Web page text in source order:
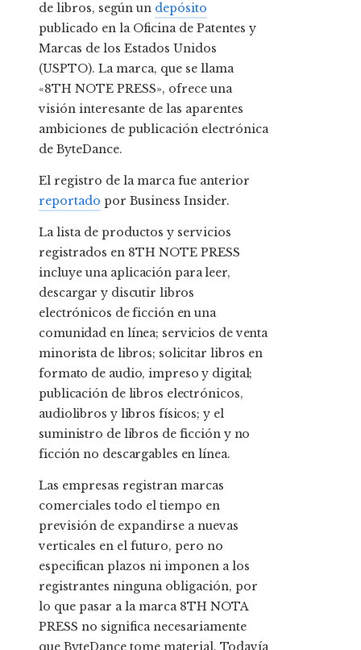
de libros, según un depósito
publicado en la Oficina de Patentes y
Marcas de los Estados Unidos
(USPTO). La marca, que se llama
«8TH NOTE PRESS», ofrece una
visión interesante de las aparentes
ambiciones de publicación electrónica
de ByteDance.
El registro de la marca fue anterior
reportado por Business Insider.
La lista de productos y servicios
registrados en 8TH NOTE PRESS
incluye una aplicación para leer,
descargar y discutir libros
electrónicos de ficción en una
comunidad en línea; servicios de venta
minorista de libros; solicitar libros en
formato de audio, impreso y digital;
publicación de libros electrónicos,
audiolibros y libros físicos; y el
suministro de libros de ficción y no
ficción no descargables en línea.
Las empresas registran marcas
comerciales todo el tiempo en
previsión de expandirse a nuevas
verticales en el futuro, pero no
especifican plazos ni imponen a los
registrantes ninguna obligación, por
lo que pasar a la marca 8TH NOTA
PRESS no significa necesariamente
que ByteDance tome material. Todavía